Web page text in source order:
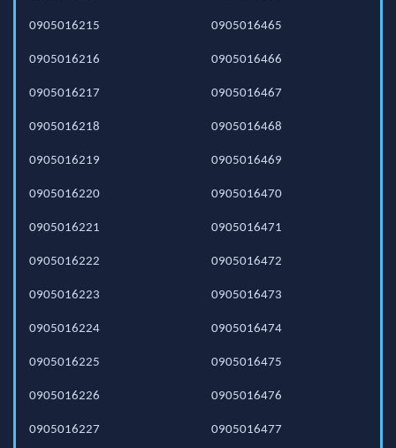
0905016215
0905016216
0905016217
0905016218
0905016219
0905016220
0905016221
0905016222
0905016223
0905016224
0905016225
0905016226
0905016227
0905016465
0905016466
0905016467
0905016468
0905016469
0905016470
0905016471
0905016472
0905016473
0905016474
0905016475
0905016476
0905016477